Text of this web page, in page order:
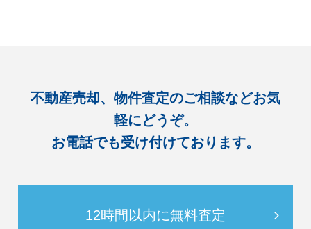
不動産売却、物件査定のご相談などお気
軽にどうぞ。
お電話でも受け付けております。
12時間以内に無料査定